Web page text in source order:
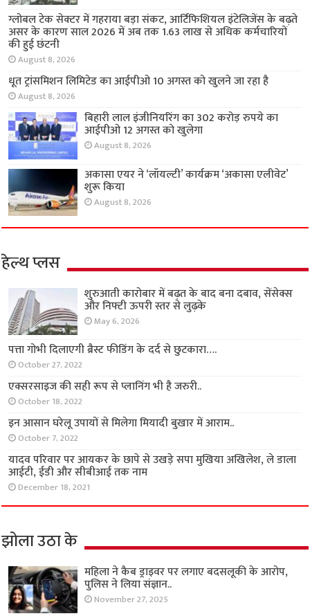
ग्लोबल टेक सेक्टर में गहराया बड़ा संकट, आर्टिफिशियल इंटेलिजेंस के बढ़ते
असर के कारण साल 2026 में अब तक 1.63 लाख से अधिक कर्मचारियों
की हुई छंटनी
August 8, 2026
धूत ट्रांसमिशन लिमिटेड का आईपीओ 10 अगस्त को खुलने जा रहा है
August 8, 2026
बिहारी लाल इंजीनियरिंग का 302 करोड़ रुपये का
आईपीओ 12 अगस्त को खुलेगा
August 8, 2026
अकासा एयर ने ‘लॉयल्टी’ कार्यक्रम ‘अकासा एलीवेट’
शुरू किया
August 8, 2026
हेल्थ प्लस
शुरुआती कारोबार में बढ़त के बाद बना दबाव, सेंसेक्स
और निफ्टी ऊपरी स्तर से लुढ़के
May 6, 2026
पत्ता गोभी दिलाएगी ब्रैस्ट फीडिंग के दर्द से छुटकारा….
October 27, 2022
एक्सरसाइज की सही रूप से प्लानिंग भी है जरुरी..
October 18, 2022
इन आसान घरेलू उपायों से मिलेगा मियादी बुखार में आराम..
October 7, 2022
यादव परिवार पर आयकर के छापे से उखड़े सपा मुखिया अखिलेश, ले डाला
आईटी, ईडी और सीबीआई तक नाम
December 18, 2021
झोला उठा के
महिला ने कैब ड्राइवर पर लगाए बदसलूकी के आरोप,
पुलिस ने लिया संज्ञान..
November 27, 2025